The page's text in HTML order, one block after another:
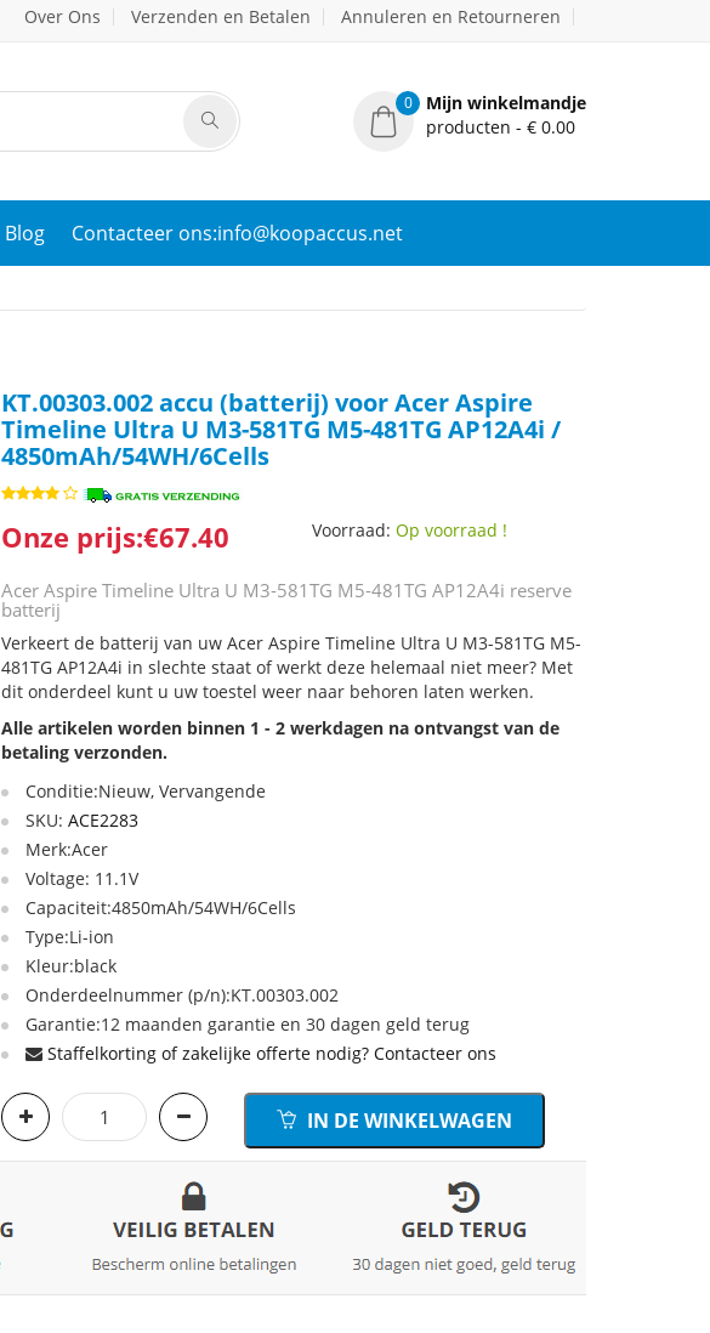
Over Ons Verzenden en Betalen Annuleren en Retourneren
0
Mijn winkelmandje
producten - € 0.00
Blog Contacteer ons:info@koopaccus.net
KT.00303.002 accu (batterij) voor Acer Aspire
Timeline Ultra U M3-581TG M5-481TG AP12A4i /
4850mAh/54WH/6Cells
Onze prijs:€67.40 Voorraad:Op voorraad !
Acer Aspire Timeline Ultra U M3-581TG M5-481TG AP12A4i reserve
batterij
Verkeert de batterij van uw Acer Aspire Timeline Ultra U M3-581TG M5-
481TG AP12A4i in slechte staat of werkt deze helemaal niet meer? Met
dit onderdeel kunt u uw toestel weer naar behoren laten werken.
Alle artikelen worden binnen 1 - 2 werkdagen na ontvangst van de
betaling verzonden.
Conditie:Nieuw, Vervangende
SKU:ACE2283
Merk:Acer
Voltage: 11.1V
Capaciteit:4850mAh/54WH/6Cells
Type:Li-ion
Kleur:black
Onderdeelnummer (p/n):KT.00303.002
Garantie:12 maanden garantie en 30 dagen geld terug
Staffelkorting of zakelijke offerte nodig? Contacteer ons
IN DE WINKELWAGEN